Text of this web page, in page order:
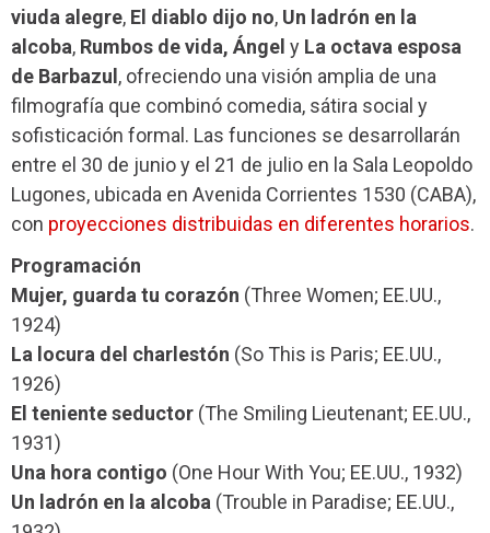
viuda alegre, El diablo dijo no, Un ladrón en la
alcoba, Rumbos de vida, Ángel y La octava esposa
de Barbazul , ofreciendo una visión amplia de una
filmografía que combinó comedia, sátira social y
sofisticación formal. Las funciones se desarrollarán
entre el 30 de junio y el 21 de julio en la Sala Leopoldo
Lugones, ubicada en Avenida Corrientes 1530 (CABA),
con proyecciones distribuidas en diferentes horarios.
Programación
Mujer, guarda tu corazón (Three Women; EE.UU.,
1924)
La locura del charlestón (So This is Paris; EE.UU.,
1926)
El teniente seductor (The Smiling Lieutenant; EE.UU.,
1931)
Una hora contigo (One Hour With You; EE.UU., 1932)
Un ladrón en la alcoba (Trouble in Paradise; EE.UU.,